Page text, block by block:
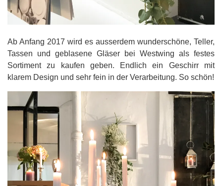
Ab Anfang 2017 wird es ausserdem wunderschöne, Teller,
Tassen und geblasene Gläser bei Westwing als festes
Sortiment zu kaufen geben. Endlich ein Geschirr mit
klarem Design und sehr fein in der Verarbeitung. So schön!